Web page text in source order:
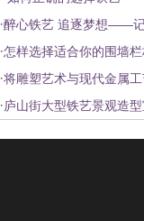
·醉心铁艺 追逐梦想——
·怎样选择适合你的围墙
·将雕塑艺术与现代金属
·庐山街大型铁艺景观造